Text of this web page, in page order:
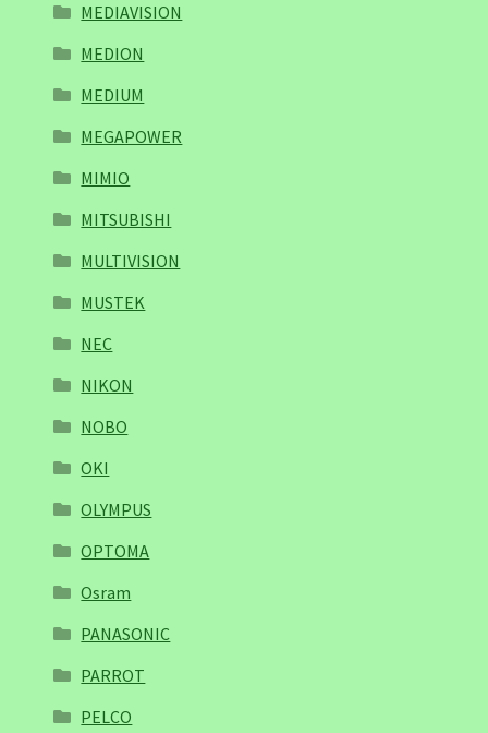
MEDIAVISION
MEDION
MEDIUM
MEGAPOWER
MIMIO
MITSUBISHI
MULTIVISION
MUSTEK
NEC
NIKON
NOBO
OKI
OLYMPUS
OPTOMA
Osram
PANASONIC
PARROT
PELCO